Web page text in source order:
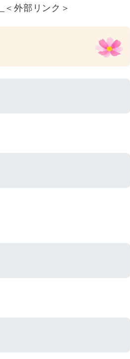
＜外部リンク＞